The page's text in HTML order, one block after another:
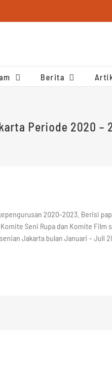
Berita
Periode 2020 –
2020-2023. Berisi
Seni Rupa dan Komite Film
Jakarta bulan Januari – Juli